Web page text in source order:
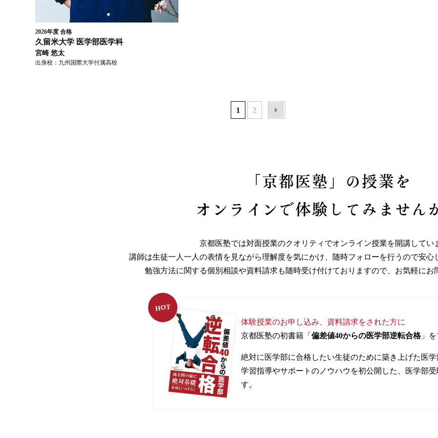
2026年度 合格
久留米大学 医学部医学科
宮崎 悠太
出身校： 九州国際大学付属高校
1 2
「京都医塾」の授業を
オンラインで体験してみません
京都医塾では対面授業のクオリティでオンライン授業を開講してい
講師は生徒一人一人の表情を見ながら理解度を気にかけ、随時フォローを行うので安心
勉強方法に関する個別相談や資料請求も随時受け付けておりますので、お気軽にお
HOT
体験授業のお申し込み、資料請求をされた方に
京都医塾の初書籍「 偏差値40からの医学部逆転合格」を
絶対に医学部に合格したい生徒のために築き上げた医
学習指導やサポートのノウハウを初公開した、医学部
す。